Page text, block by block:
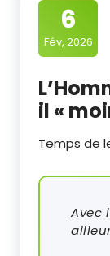
6
Fév, 2026
il «
Temps de
Avec